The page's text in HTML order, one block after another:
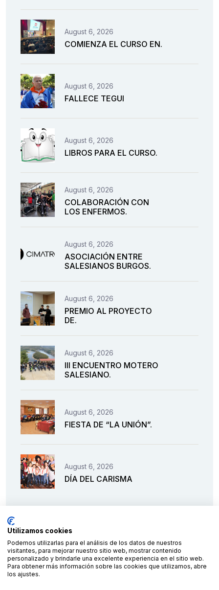
August 6, 2026
COMIENZA EL CURSO EN.
August 6, 2026
FALLECE TEGUI
August 6, 2026
LIBROS PARA EL CURSO.
August 6, 2026
COLABORACIÓN CON
LOS ENFERMOS.
August 6, 2026
ASOCIACIÓN ENTRE
SALESIANOS BURGOS.
August 6, 2026
PREMIO AL PROYECTO
DE.
August 6, 2026
III ENCUENTRO MOTERO
SALESIANO.
August 6, 2026
FIESTA DE “LA UNIÓN”.
August 6, 2026
DÍA DEL CARISMA
Utilizamos cookies
Podemos utilizarlas para el análisis de los datos de nuestros
visitantes, para mejorar nuestro sitio web, mostrar contenido
personalizado y brindarle una excelente experiencia en el sitio web.
Para obtener más información sobre las cookies que utilizamos, abre
los ajustes.